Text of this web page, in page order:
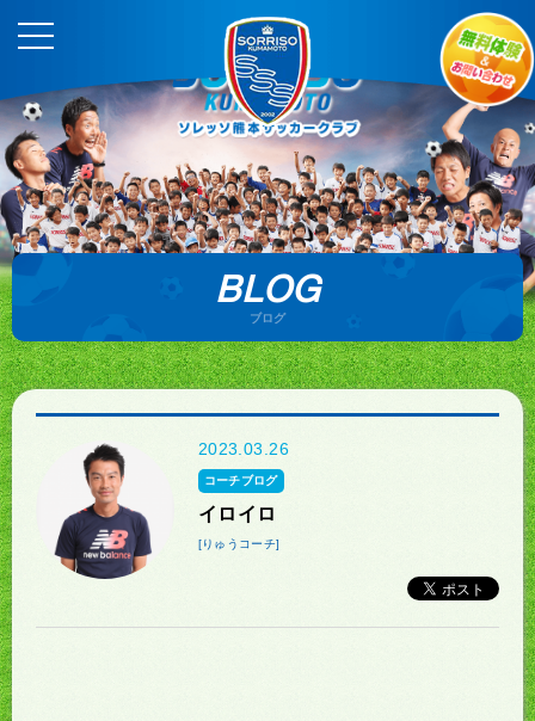
BLOG
ブログ
2023.03.26
コーチブログ
イロイロ
[りゅうコーチ]